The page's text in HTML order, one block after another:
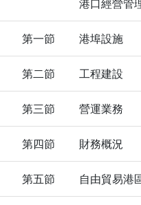
港口經營管
第一節 港埠設施
第二節 工程建設
第三節 營運業務
第四節 財務概況
第五節 自由貿易港